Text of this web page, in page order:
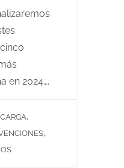
en 2024….
,
,